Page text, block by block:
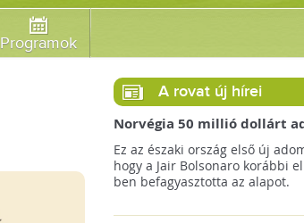
Programok
A rovat új hírei
Norvégia 50 millió dollárt
a brazil Amazonas-alapnak a
erdőirtás miatt
Ez az északi ország első új
hogy a Jair Bolsonaro korábbi
ben befagyasztotta az alapot.